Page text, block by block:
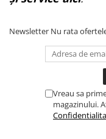
Newsletter Nu rata
Vreau sa
magazinului.